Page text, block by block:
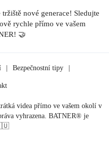
nové generace! Sledujte
rychle přímo ve vašem
🤝
Bezpečnostní tipy
videa přímo ve vašem okolí v
vyhrazena. BATNER® je
🇪🇺